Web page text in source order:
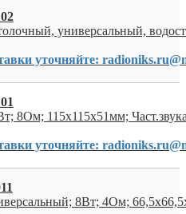
универсальный,
уточняйте:
8Ом; 115x115x51мм;
уточняйте:
8Вт; 4Ом;